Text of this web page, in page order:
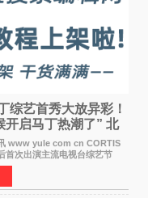
综艺首秀大放异彩！
开启马丁热潮了” 北
行中
yule com cn CORTIS
首次出演主流电视台综艺节
艺的魅力。 马丁出演了5日
Star》Fashion与Passion